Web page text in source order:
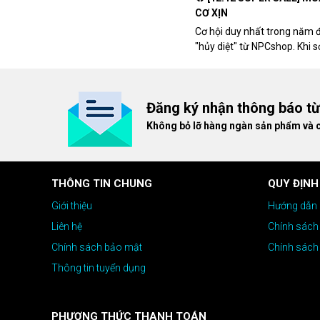
Độ phủ màu rộng với số màu hiển thị lên tới 16,7m
LÀM VIỆC CHI TIẾT RÕ RÀNG
CƠ XỊN
Cơ hội duy nhất trong năm
"hủy diệt" từ NPCshop. Khi
Đăng ký nhận thông báo từ
Không bỏ lỡ hàng ngàn sản phẩm
THÔNG TIN CHUNG
Giới thiệu
Liên hệ
Chính sách bảo mật
Thông tin tuyển dụng
QUY
Hướng
Chính
Chính
PHƯƠNG THỨC THANH TOÁN